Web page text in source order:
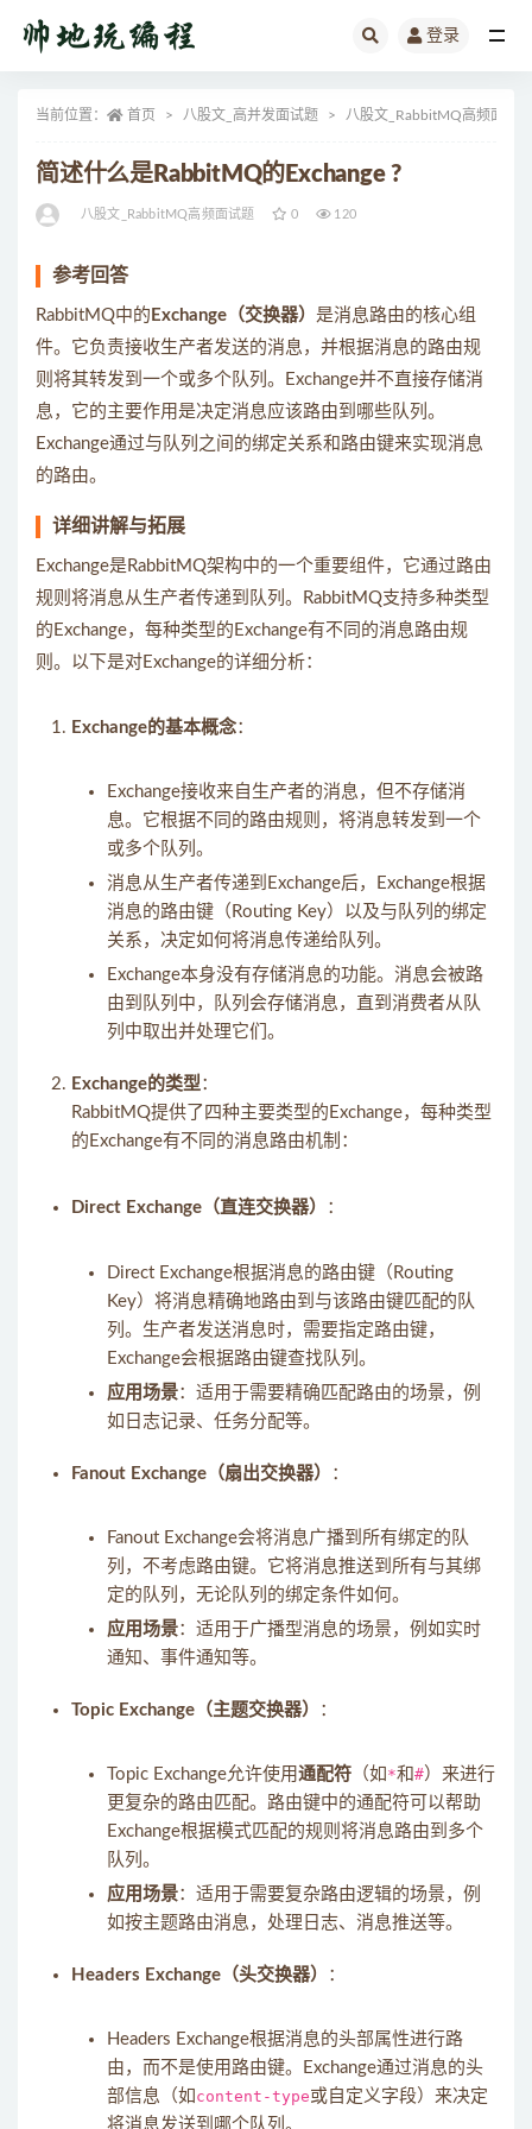
登录
当前位置： 首页 八股文_高并发面试题 八股文_RabbitMQ高频面试题
简述什么是RabbitMQ的Exchange ?
八股文_RabbitMQ高频面试题 0 120
参考回答
RabbitMQ中的 Exchange（交换器） 是消息路由的核心组
件。它负责接收生产者发送的消息，并根据消息的路由规
则将其转发到一个或多个队列。Exchange并不直接存储消
息，它的主要作用是决定消息应该路由到哪些队列。
Exchange通过与队列之间的绑定关系和路由键来实现消息
的路由。
详细讲解与拓展
Exchange是RabbitMQ架构中的一个重要组件，它通过路由
规则将消息从生产者传递到队列。RabbitMQ支持多种类型
的Exchange，每种类型的Exchange有不同的消息路由规
则。以下是对Exchange的详细分析：
Exchange的基本概念：
Exchange接收来自生产者的消息，但不存储消
息。它根据不同的路由规则，将消息转发到一个
或多个队列。
消息从生产者传递到Exchange后，Exchange根据
消息的路由键（Routing Key）以及与队列的绑定
关系，决定如何将消息传递给队列。
Exchange本身没有存储消息的功能。消息会被路
由到队列中，队列会存储消息，直到消费者从队
列中取出并处理它们。
Exchange的类型：
RabbitMQ提供了四种主要类型的Exchange，每种类型
的Exchange有不同的消息路由机制：
Direct Exchange（直连交换器） ：
Direct Exchange根据消息的路由键（Routing
Key）将消息精确地路由到与该路由键匹配的队
列。生产者发送消息时，需要指定路由键，
Exchange会根据路由键查找队列。
应用场景：适用于需要精确匹配路由的场景，例
如日志记录、任务分配等。
Fanout Exchange（扇出交换器） ：
Fanout Exchange会将消息广播到所有绑定的队
列，不考虑路由键。它将消息推送到所有与其绑
定的队列，无论队列的绑定条件如何。
应用场景：适用于广播型消息的场景，例如实时
通知、事件通知等。
Topic Exchange（主题交换器） ：
Topic Exchange允许使用通配符 （如 *和#）来进行
更复杂的路由匹配。路由键中的通配符可以帮助
Exchange根据模式匹配的规则将消息路由到多个
队列。
应用场景：适用于需要复杂路由逻辑的场景，例
如按主题路由消息，处理日志、消息推送等。
Headers Exchange（头交换器） ：
Headers Exchange根据消息的头部属性进行路
由，而不是使用路由键。Exchange通过消息的头
部信息（如 content-type或自定义字段）来决定
将消息发送到哪个队列。